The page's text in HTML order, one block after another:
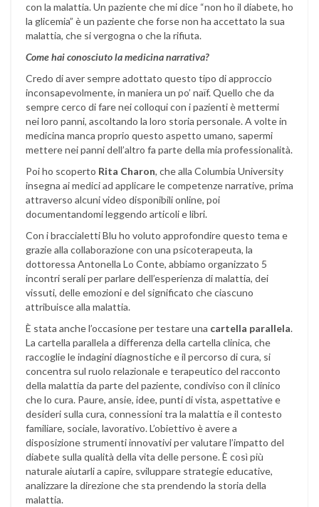
con la malattia. Un paziente che mi dice “non ho il diabete, ho
la glicemia” è un paziente che forse non ha accettato la sua
malattia, che si vergogna o che la rifiuta.
Come hai conosciuto la medicina narrativa?
Credo di aver sempre adottato questo tipo di approccio
inconsapevolmente, in maniera un po’ naïf. Quello che da
sempre cerco di fare nei colloqui con i pazienti è mettermi
nei loro panni, ascoltando la loro storia personale. A volte in
medicina manca proprio questo aspetto umano, sapermi
mettere nei panni dell’altro fa parte della mia professionalità.
Poi ho scoperto Rita Charon, che alla Columbia University
insegna ai medici ad applicare le competenze narrative, prima
attraverso alcuni video disponibili online, poi
documentandomi leggendo articoli e libri.
Con i braccialetti Blu ho voluto approfondire questo tema e
grazie alla collaborazione con una psicoterapeuta, la
dottoressa Antonella Lo Conte, abbiamo organizzato 5
incontri serali per parlare dell’esperienza di malattia, dei
vissuti, delle emozioni e del significato che ciascuno
attribuisce alla malattia.
È stata anche l’occasione per testare una cartella parallela.
La cartella parallela a differenza della cartella clinica, che
raccoglie le indagini diagnostiche e il percorso di cura, si
concentra sul ruolo relazionale e terapeutico del racconto
della malattia da parte del paziente, condiviso con il clinico
che lo cura. Paure, ansie, idee, punti di vista, aspettative e
desideri sulla cura, connessioni tra la malattia e il contesto
familiare, sociale, lavorativo. L’obiettivo è avere a
disposizione strumenti innovativi per valutare l’impatto del
diabete sulla qualità della vita delle persone. È così più
naturale aiutarli a capire, sviluppare strategie educative,
analizzare la direzione che sta prendendo la storia della
malattia.